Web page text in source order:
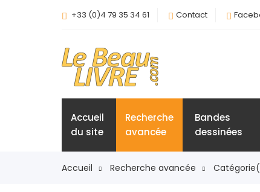
+33 (0)4 79 35 34 61 Contact
Accueil
du site
Recherche
avancée
Bandes
dessinées
Accueil Recherche avancée